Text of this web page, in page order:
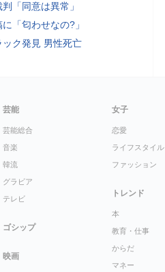
「同意は異常」
「匂わせなの?」
ック発見 男性死亡
芸能
芸能総合
音楽
韓流
グラビア
テレビ
ゴシップ
映画
女子
恋愛
ライフスタイル
ファッション
トレンド
本
教育・仕事
からだ
マネー